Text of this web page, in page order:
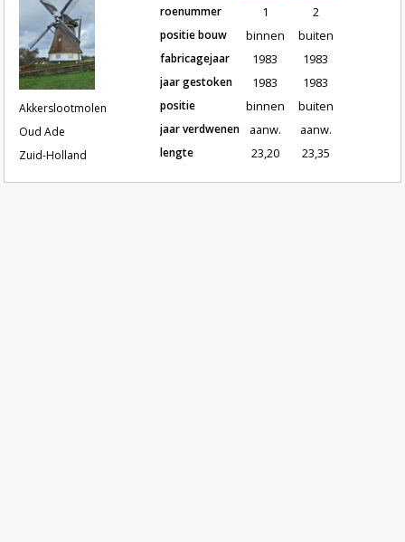
Akkerslootmolen
Oud Ade
Zuid-Holland
Roeden van molen
roenummer
positie bouw
fabricagejaar
jaar gestoken
positie
jaar verdwenen
lengte
1
binnen
1983
1983
binnen
aanw.
23,20
2
buiten
1983
1983
buiten
aanw.
23,35